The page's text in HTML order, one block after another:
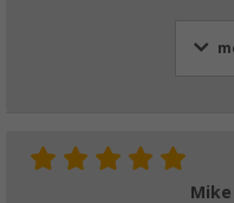
Mike